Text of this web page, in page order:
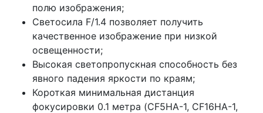
полю изображения;
Светосила F/1.4 позволяет получить
качественное изображение при низкой
освещенности;
Высокая светопропускная способность без
явного падения яркости по краям;
Короткая минимальная дистанция
фокусировки 0.1 метра (CF5HA-1, CF16HA-1,